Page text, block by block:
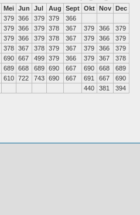
Mei Jun Jul Aug Sept Okt Nov Dec
379 366 379 379
366
379 366 379 378 367 379 366
379
379 366 379 378 367 379 366
379
378 367 378 379 367 379 366
379
690 667 499 379 366 379 367
378
689 668 689 690 667 690 668
689
610 722 743 690 667 691 667
690
440 381 394